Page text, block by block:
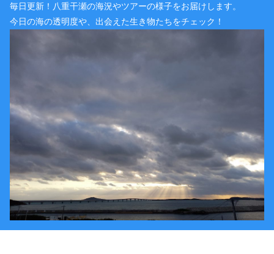
毎日更新！八重干瀬の海況やツアーの様子をお届けします。
今日の海の透明度や、出会えた生き物たちをチェック！